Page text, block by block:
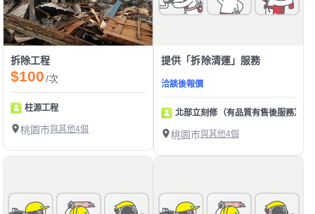
拆除工程
$100/次
柱源工程
桃園市與其他4個
提供「拆除清運」服務
洽談後報價
北部立刻修（有品質有售後服務）
桃園市與其他4個